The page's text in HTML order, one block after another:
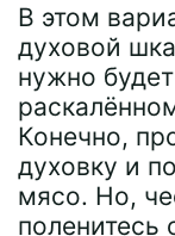
В этом
духовой
нужно
Конечно,
духовку и
мясо. Но,
поленитесь